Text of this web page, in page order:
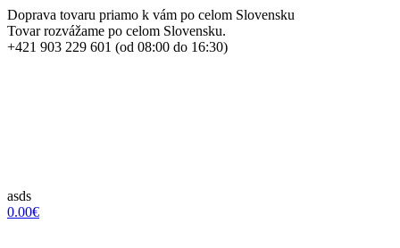
Doprava tovaru priamo k vám po celom Slovensku
Tovar rozvážame po celom Slovensku.
+421 903 229 601 (od 08:00 do 16:30)
asds
0.00€